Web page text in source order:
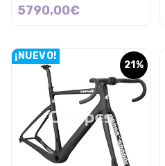
5790,00€
21%
¡NUEVO!